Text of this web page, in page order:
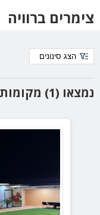
צימרים ברוויה
נמצאו (1) מקומות אירוח
הצג סינונים